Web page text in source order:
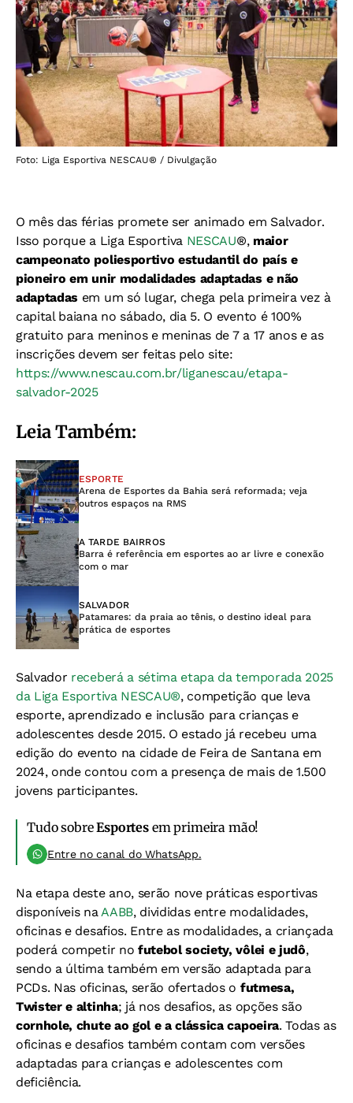
Foto: Liga Esportiva NESCAU®️ / Divulgação
O mês das férias promete ser animado em Salvador.
Isso porque a Liga Esportiva NESCAU®, maior
campeonato poliesportivo estudantil do país e
pioneiro em unir modalidades adaptadas e não
adaptadas em um só lugar, chega pela primeira vez à
capital baiana no sábado, dia 5. O evento é 100%
gratuito para meninos e meninas de 7 a 17 anos e as
inscrições devem ser feitas pelo site:
https://www.nescau.com.br/liganescau/etapa-
salvador-2025
Leia Também:
ESPORTE
Arena de Esportes da Bahia será reformada; veja
outros espaços na RMS
A TARDE BAIRROS
Barra é referência em esportes ao ar livre e conexão
com o mar
SALVADOR
Patamares: da praia ao tênis, o destino ideal para
prática de esportes
Salvador receberá a sétima etapa da temporada 2025
da Liga Esportiva NESCAU®, competição que leva
esporte, aprendizado e inclusão para crianças e
adolescentes desde 2015. O estado já recebeu uma
edição do evento na cidade de Feira de Santana em
2024, onde contou com a presença de mais de 1.500
jovens participantes.
Tudo sobreEsportesem primeira mão!
Entre no canal do WhatsApp.
Na etapa deste ano, serão nove práticas esportivas
disponíveis na AABB, divididas entre modalidades,
oficinas e desafios. Entre as modalidades, a criançada
poderá competir no futebol society, vôlei e judô,
sendo a última também em versão adaptada para
PCDs. Nas oficinas, serão ofertados o futmesa,
Twister e altinha; já nos desafios, as opções são
cornhole, chute ao gol e a clássica capoeira. Todas as
oficinas e desafios também contam com versões
adaptadas para crianças e adolescentes com
deficiência.